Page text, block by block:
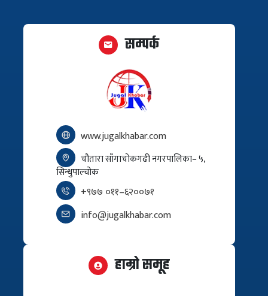
सम्पर्क
www.jugalkhabar.com
चौतारा साँगाचोकगढी नगरपालिका– ५,
सिन्धुपाल्चोक
+९७७ ०११–६२००७१
info@jugalkhabar.com
हाम्रो समूह